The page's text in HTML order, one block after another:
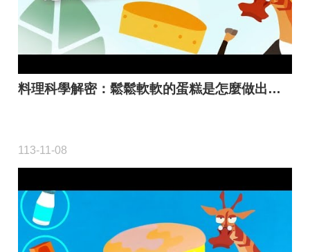
料理科學解密：鬆鬆軟軟的蛋糕是怎麼做出來的
113-11-08